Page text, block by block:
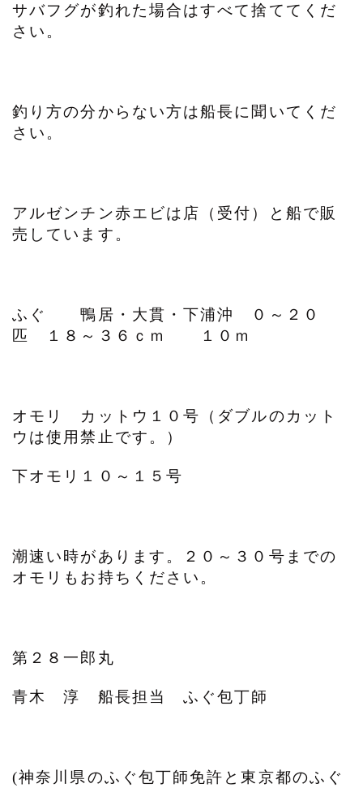
サバフグが釣れた場合はすべて捨ててくだ
さい。
釣り方の分からない方は船長に聞いてくだ
さい。
アルゼンチン赤エビは店（受付）と船で販
売しています。
ふぐ 鴨居・大貫・下浦沖 ０～２０
匹 １８～３６ｃｍ １０ｍ
オモリ カットウ１０号（ダブルのカット
ウは使用禁止です。）
下オモリ１０～１５号
潮速い時があります。２０～３０号までの
オモリもお持ちください。
第２８一郎丸
青木 淳 船長担当 ふぐ包丁師
(神奈川県のふぐ包丁師免許と東京都のふぐ